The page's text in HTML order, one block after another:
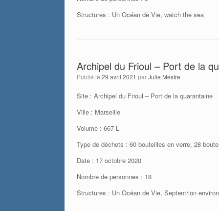
Structures : Un Océan de Vie, watch the sea
Archipel du Frioul – Port de la
Publié le 29 avril 2021 parJulie Mestre
Site : Archipel du Frioul – Port de la quarantaine
Ville : Marseille
Volume : 667 L
Type de déchets : 60 bouteilles en verre, 28
Date : 17 octobre 2020
Nombre de personnes : 18
Structures : Un Océan de Vie, Septentrion